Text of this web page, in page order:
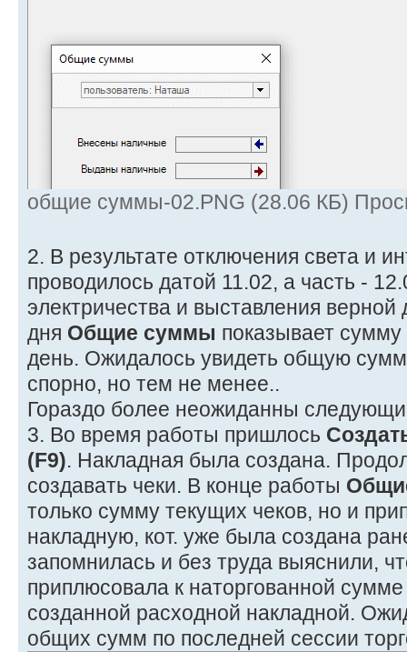
общие суммы-02.PNG (28.06 КБ)
2. В результате отключения света и
проводилось датой 11.02, а часть -
электричества и выставления
дня Общие суммы показывает сумму
день. Ожидалось увидеть общую
спорно, но тем не менее..
Гораздо более неожиданны
3. Во время работы пришлось
(F9). Накладная была создана.
создавать чеки. В конце работы
только сумму текущих чеков, но и
накладную, кот. уже была создана
запомнилась и без труда выяснили,
приплюсовала к наторгованной
созданной расходной накладной.
общих сумм по последней сессии